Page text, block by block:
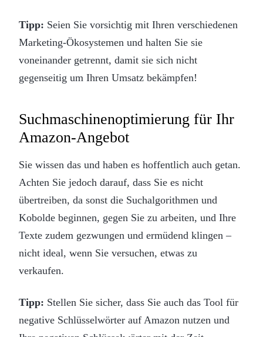
Tipp: Seien Sie vorsichtig mit Ihren verschiedenen
Marketing-Ökosystemen und halten Sie sie
voneinander getrennt, damit sie sich nicht
gegenseitig um Ihren Umsatz bekämpfen!
Suchmaschinenoptimierung für Ihr
Amazon-Angebot
Sie wissen das und haben es hoffentlich auch getan.
Achten Sie jedoch darauf, dass Sie es nicht
übertreiben, da sonst die Suchalgorithmen und
Kobolde beginnen, gegen Sie zu arbeiten, und Ihre
Texte zudem gezwungen und ermüdend klingen –
nicht ideal, wenn Sie versuchen, etwas zu
verkaufen.
Tipp: Stellen Sie sicher, dass Sie auch das Tool für
negative Schlüsselwörter auf Amazon nutzen und